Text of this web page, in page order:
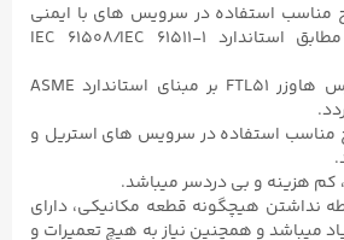
استفاده در سرویس های با ایمنی
بالا SIL2/SIL3 مطابق استاندارد IEC ۶۱۵۰۸/IEC ۶۱۵۱۱-۱
لول سوئیچ اندرس هاوزر FTL51 بر مبنای استاندارد ASME
استفاده در سرویس های استریل و
کم هزینه و بی دردسر میباشد.
نداشتن هیچگونه قطعه مکانیکی، دارای
میباشد و همچنین نیاز به هیچ تعمیرات و